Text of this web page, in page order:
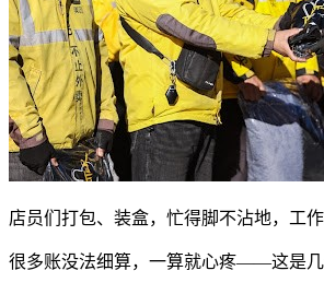
店员们打包、装盒，忙得脚不沾地，工
很多账没法细算，一算就心疼——这是几